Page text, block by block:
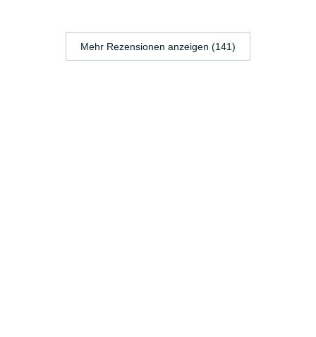
Mehr Rezensionen anzeigen (141)